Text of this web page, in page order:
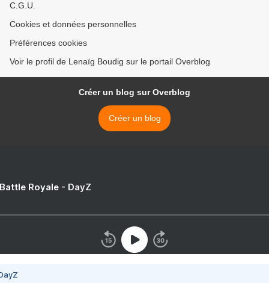
C.G.U.
Cookies et données personnelles
Préférences cookies
Voir le profil de Lenaïg Boudig sur le portail Overblog
Créer un blog sur Overblog
Créer un blog
Royale - DayZ